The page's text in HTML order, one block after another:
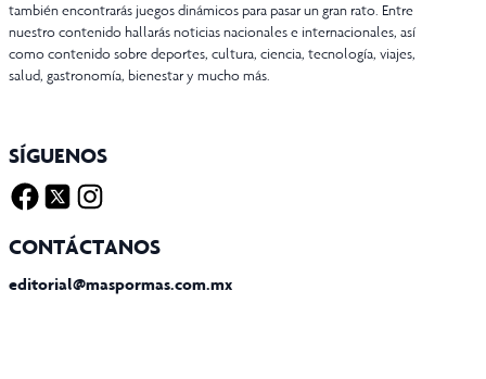
también encontrarás juegos dinámicos para pasar un gran rato. Entre
nuestro contenido hallarás noticias nacionales e internacionales, así
como contenido sobre deportes, cultura, ciencia, tecnología, viajes,
salud, gastronomía, bienestar y mucho más.
SÍGUENOS
CONTÁCTANOS
editorial@maspormas.com.mx